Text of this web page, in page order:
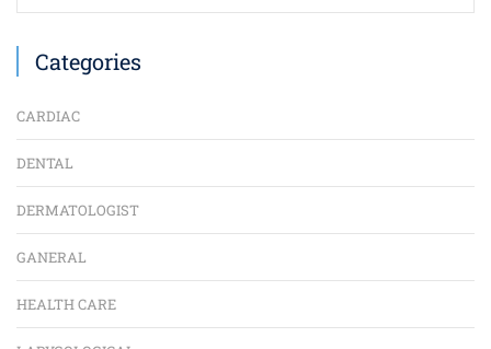
Categories
CARDIAC
DENTAL
DERMATOLOGIST
GANERAL
HEALTH CARE